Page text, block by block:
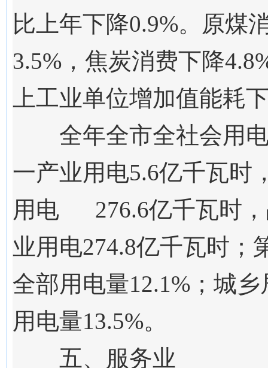
比上年下降0.9%。原煤
3.5%，焦炭消费下降
上工业单位增加值能耗
全年全市全社会用
一产业用电5.6亿千瓦时
用电 276.6亿千瓦时，
业用电274.8亿千瓦时；
全部用电量12.1%；城
用电量13.5%。
五、服务业